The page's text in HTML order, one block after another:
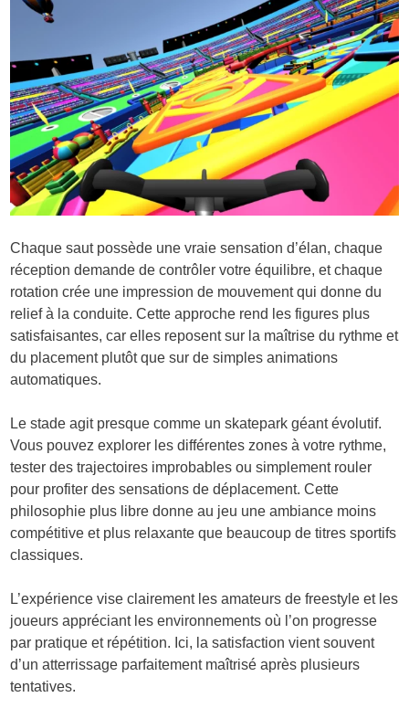
Chaque saut possède une vraie sensation d’élan, chaque
réception demande de contrôler votre équilibre, et chaque
rotation crée une impression de mouvement qui donne du
relief à la conduite. Cette approche rend les figures plus
satisfaisantes, car elles reposent sur la maîtrise du rythme et
du placement plutôt que sur de simples animations
automatiques.
Le stade agit presque comme un skatepark géant évolutif.
Vous pouvez explorer les différentes zones à votre rythme,
tester des trajectoires improbables ou simplement rouler
pour profiter des sensations de déplacement. Cette
philosophie plus libre donne au jeu une ambiance moins
compétitive et plus relaxante que beaucoup de titres sportifs
classiques.
L’expérience vise clairement les amateurs de freestyle et les
joueurs appréciant les environnements où l’on progresse
par pratique et répétition. Ici, la satisfaction vient souvent
d’un atterrissage parfaitement maîtrisé après plusieurs
tentatives.